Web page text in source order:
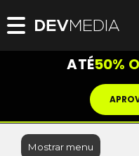
ATÉ50%
Mostrar menu